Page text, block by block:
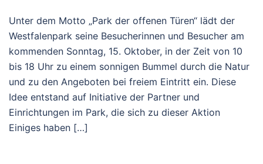
Unter dem Motto „Park der offenen Türen“ lädt der
Westfalenpark seine Besucherinnen und Besucher am
kommenden Sonntag, 15. Oktober, in der Zeit von 10
bis 18 Uhr zu einem sonnigen Bummel durch die Natur
und zu den Angeboten bei freiem Eintritt ein. Diese
Idee entstand auf Initiative der Partner und
Einrichtungen im Park, die sich zu dieser Aktion
Einiges haben […]